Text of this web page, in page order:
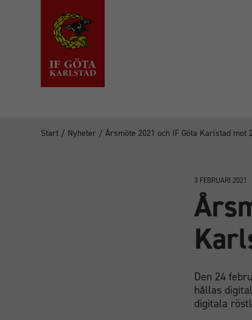
Start / Nyheter /Årsmöte 2021 och IF Göta Karlstad mot
3 FEBRUARI 2021
Den 24
hållas
digitala